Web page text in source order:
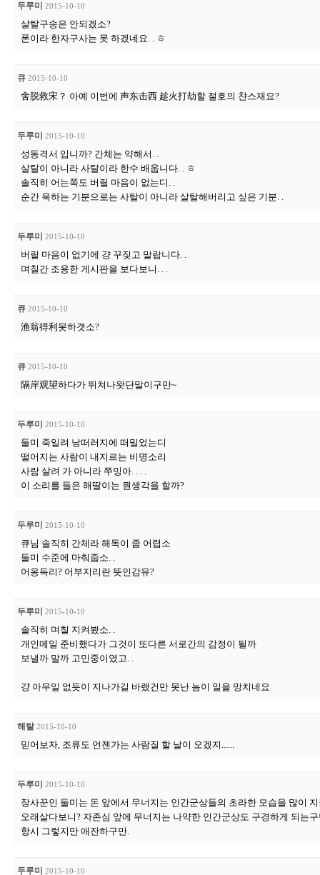
두루미 2015-10-10
살탈구송은 안되겠소?
폰이라 한자구사는 못 하겠네요. . ㅎ
큐 2015-10-10
舍脱救宋？ 아예 이번에 声东击西 趁火打劫할 절호의 챤스재요?
두루미 2015-10-10
성동격서 입니까? 간체는 약해서. .
살탈이 아니라 사탈이라 한수 배웁니다. . ㅎ
솔직히 어는쪽도 버릴 마음이 없는디. .
순간 욱하는 기분으로는 사탈이 아니라 살탈해버리고 싶은 기분. .
두루미 2015-10-10
버릴 마음이 없기에 걍 꾸짖고 말랍니다. .
며칠간 조용한 게시판을 보다보니. . .
큐 2015-10-10
渔翁得利못하갯소?
큐 2015-10-10
隔岸观望하다가 뛰쳐나왓단말이구만~
두루미 2015-10-10
둘미 죽일려 낭떠러지에 떠밀었는디
떨어지는 사람이 내지르는 비명소리
사람 살려 가 아니라 쭈밍아. . . .
이 소리를 들은 해딸이는 뭔생각을 할까?
두루미 2015-10-10
큐님 솔직히 간체라 해독이 좀 어렵소
둘미 수준에 마춰줍소. .
어옹득리? 어부지리란 뜻인감유?
두루미 2015-10-10
솔직히 며칠 지켜봤소. .
개인메일 준비했다가 그것이 또다른 서로간의 감정이 될까
보낼까 말까 고민중이였고. .
걍 아무일 없듯이 지나가길 바랬건만 못난 놈이 일을 망치네요
해탈 2015-10-10
믿어보자, 조류도 언젠가는 사람질 할 날이 오겠지......
두루미 2015-10-10
장사꾼인 둘미는 돈 앞에서 무너지는 인간군상들의 초라한 모습을 많이 지
오래살다보니? 자존심 앞에 무너지는 나약한 인간군상도 구경하게 되는구
항시 그렇지만 애잔하구만.
두루미 2015-10-10